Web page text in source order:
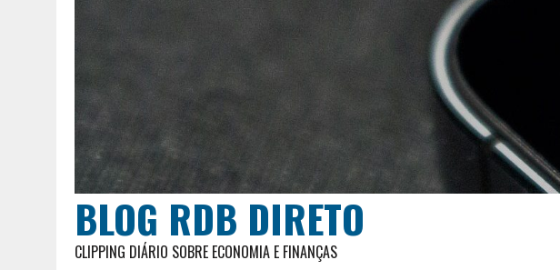
BLOG RDB DIRETO
CLIPPING DIÁRIO SOBRE ECONOMIA E FINANÇAS